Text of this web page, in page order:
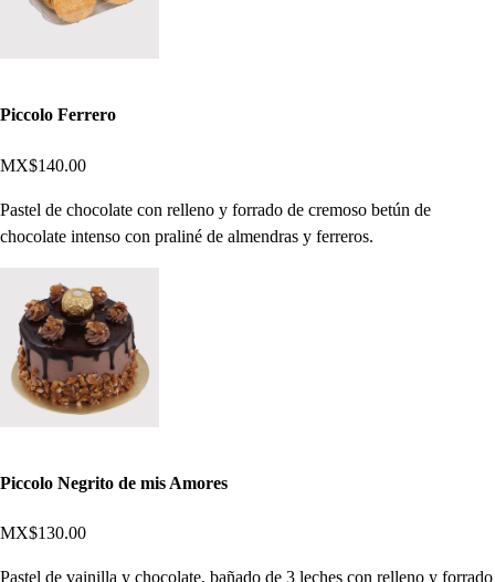
Piccolo Ferrero
MX$140.00
Pastel de chocolate con relleno y forrado de cremoso betún de
chocolate intenso con praliné de almendras y ferreros.
Piccolo Negrito de mis Amores
MX$130.00
Pastel de vainilla y chocolate, bañado de 3 leches con relleno y forrado